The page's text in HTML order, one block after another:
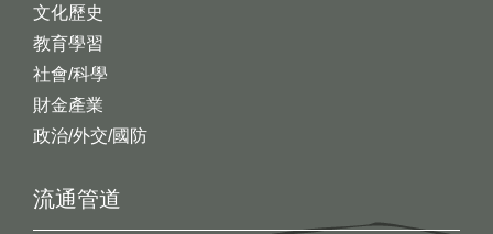
文化歷史
教育學習
社會/科學
財金產業
政治/外交/國防
流通管道